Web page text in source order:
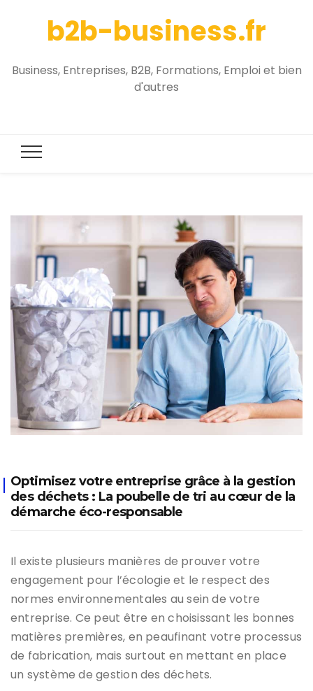
b2b-business.fr
Business, Entreprises, B2B, Formations, Emploi et bien
d'autres
Optimisez votre entreprise grâce à la gestion
des déchets : La poubelle de tri au cœur de la
démarche éco-responsable
Il existe plusieurs manières de prouver votre
engagement pour l’écologie et le respect des
normes environnementales au sein de votre
entreprise. Ce peut être en choisissant les bonnes
matières premières, en peaufinant votre processus
de fabrication, mais surtout en mettant en place
un système de gestion des déchets.